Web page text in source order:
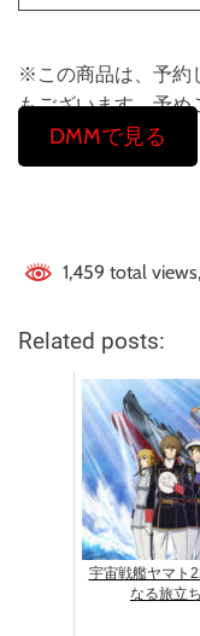
※この商品は、予約
もございます。予め
DMMで見る
1,459 total
Related posts:
宇宙戦艦ヤマト
なる旅立